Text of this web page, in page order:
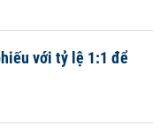
với tỷ lệ 1:1 để